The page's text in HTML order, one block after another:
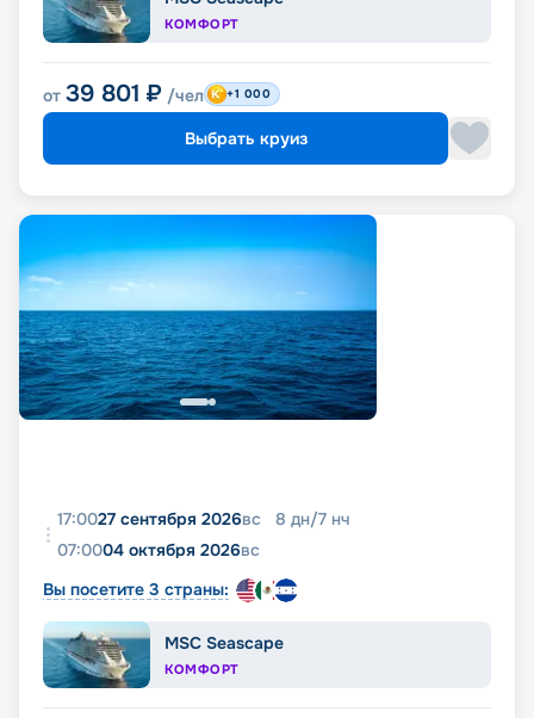
КОМФОРТ
от 39 801 ₽ /чел +1 000
Выбрать круиз
17:0027 сентября 2026вс 8 дн/7 нч
07:0004 октября 2026вс
Вы посетите 3 страны:
MSC Seascape
КОМФОРТ